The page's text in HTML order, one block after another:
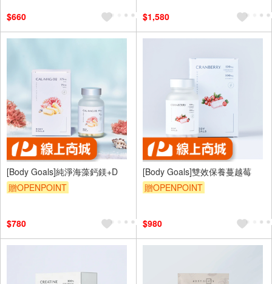
$660
$1,580
[Body Goals]純淨海藻鈣鎂+D
贈OPENPOINT
$780
[Body Goals]雙效保養蔓越莓
贈OPENPOINT
$980